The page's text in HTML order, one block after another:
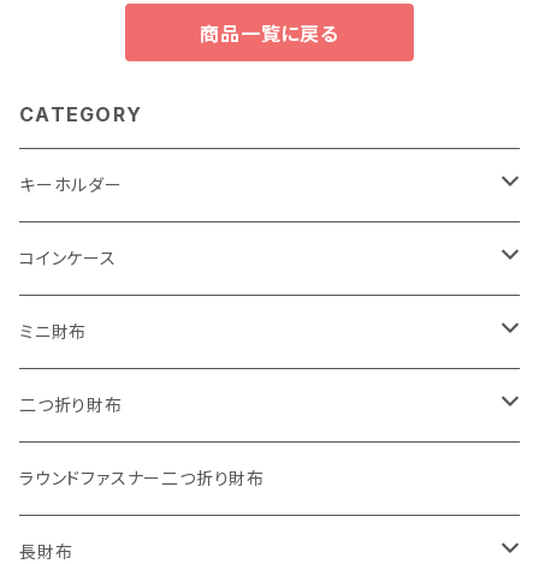
商品一覧に戻る
CATEGORY
キーホルダー
"子供の絵"キーホルダー
"餞別"キーホルダー
"うちの子"ペットキーホルダー
コインケース
ワンタッチコインケース ブライドルレザー
ワンタッチコインケース ブッテーロ
ワンタッチコインケース 国産革
ファスナーコインケース
ミニ財布
"Jack"マイクロウォレット(三つ折り式)
"Ripper"マイクロウォレット(三つ折り式)
二つ折り財布
"Basic"アートウォレット
番外編Basicアートウォレット (インポート革版)
スキニーウォレット
ラウンドファスナー二つ折り財布
長財布